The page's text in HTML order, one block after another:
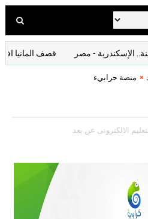
- مصر قصف المانيا افلام
منصة حرابيء
الالكترونى عن بعد